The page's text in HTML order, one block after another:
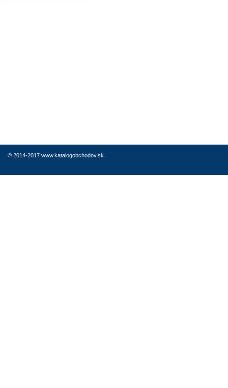
© 2014-2017 www.katalogobchodov.sk